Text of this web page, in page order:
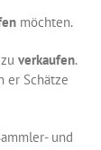
möchten.
zu verkaufen.
er Schätze
und